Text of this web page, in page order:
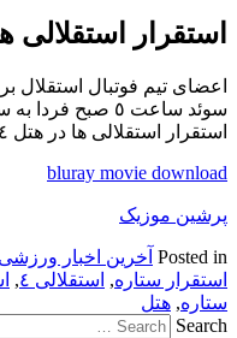
استقرار استقلالی ها در
اعضای تیم فوتبال استقلال
سوئد ساعت ٥ صبح فردا به سمت سوئد پرواز می کند.
استقرار استقلالی ها در هتل ٤ ستاره
bluray movie download
پرشین موزیک
Posted in آخرین اخبار ورزشی
استقرار ستاره, استقلالی ٤ ,
ستاره, هتل
Search